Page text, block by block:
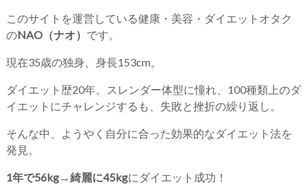
このサイトを運営している健康・美容・ダイエットオタク
のNAO（ナオ） です。
現在35歳の独身、身長153cm。
ダイエット歴20年。スレンダー体型に憧れ、100種類上のダ
イエットにチャレンジするも、失敗と挫折の繰り返し。
そんな中、ようやく自分に合った効果的なダイエット法を
発見。
1年で56kg→綺麗に45kgにダイエット成功！